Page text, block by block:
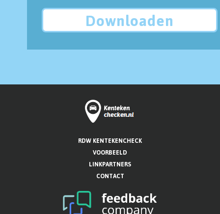
Downloaden
RDW KENTEKENCHECK
VOORBEELD
LINKPARTNERS
CONTACT